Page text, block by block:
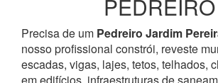
PEDREIRO
Precisa de um Pedreiro Jardim
nosso profissional constrói, reveste
escadas, vigas, lajes, tetos, telhados,